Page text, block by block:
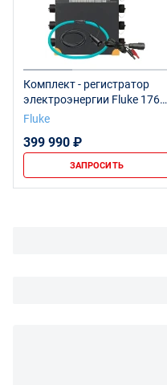
Комплект - регистратор
электроэнергии Fluke 1760
Basic с
датчиком Fluke TPS FLEX
24-TF-II и тестером-
пробником напряжения
Fluke EP2083A
Fluke
399 990 ₽
ЗАПРОСИТЬ